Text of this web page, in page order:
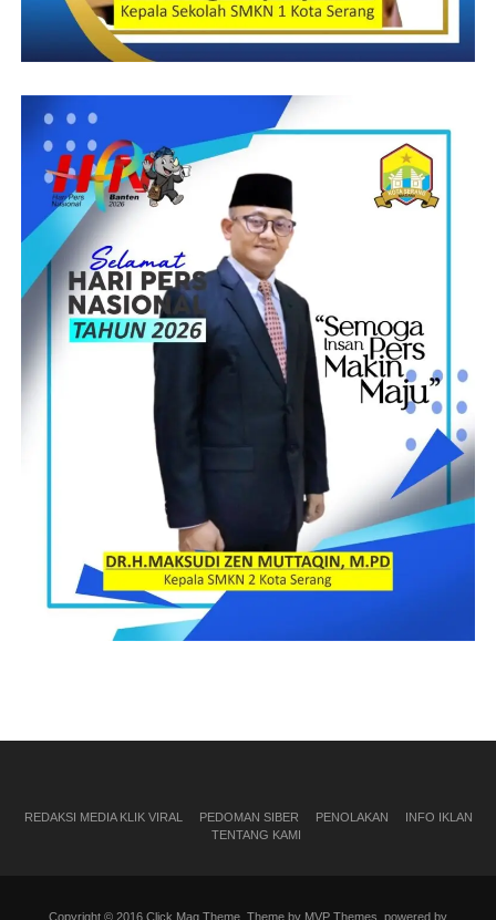
REDAKSI MEDIA KLIK VIRAL PEDOMAN SIBER PENOLAKAN
INFO IKLAN
TENTANG KAMI
Copyright © 2016 Click Mag Theme. Theme by MVP Themes, powered by